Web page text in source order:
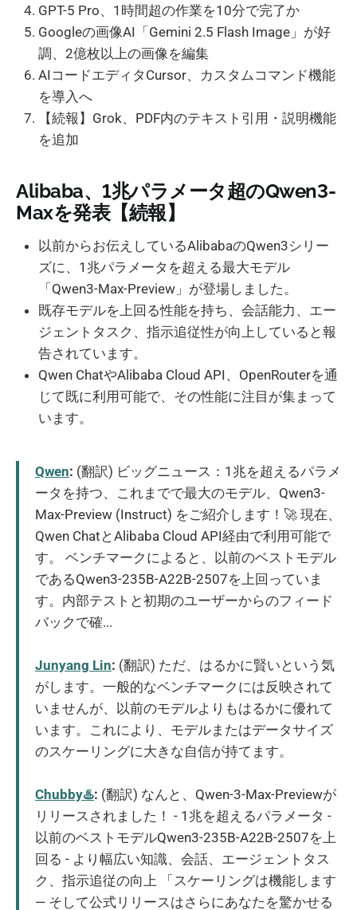
GPT-5 Pro、1時間超の作業を10分で完了か
Googleの画像AI「Gemini 2.5 Flash Image」が好
調、2億枚以上の画像を編集
AIコードエディタCursor、カスタムコマンド機能
を導入へ
【続報】Grok、PDF内のテキスト引用・説明機能
を追加
Alibaba、1兆パラメータ超のQwen3-
Maxを発表【続報】
以前からお伝えしているAlibabaのQwen3シリー
ズに、1兆パラメータを超える最大モデル
「Qwen3-Max-Preview」が登場しました。
既存モデルを上回る性能を持ち、会話能力、エー
ジェントタスク、指示追従性が向上していると報
告されています。
Qwen ChatやAlibaba Cloud API、OpenRouterを通
じて既に利用可能で、その性能に注目が集まって
います。
Qwen: (翻訳) ビッグニュース：1兆を超えるパラメ
ータを持つ、これまでで最大のモデル、Qwen3-
Max-Preview (Instruct) をご紹介します！🚀 現在、
Qwen ChatとAlibaba Cloud API経由で利用可能で
す。 ベンチマークによると、以前のベストモデル
であるQwen3-235B-A22B-2507を上回っていま
す。内部テストと初期のユーザーからのフィード
バックで確...
Junyang Lin: (翻訳) ただ、はるかに賢いという気
がします。一般的なベンチマークには反映されて
いませんが、以前のモデルよりもはるかに優れて
います。これにより、モデルまたはデータサイズ
のスケーリングに大きな自信が持てます。
Chubby♨️: (翻訳) なんと、Qwen-3-Max-Previewが
リリースされました！ - 1兆を超えるパラメータ -
以前のベストモデルQwen3-235B-A22B-2507を上
回る - より幅広い知識、会話、エージェントタス
ク、指示追従の向上 「スケーリングは機能します
— そして公式リリースはさらにあなたを驚かせる